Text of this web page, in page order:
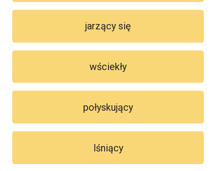
jarzący się
wściekły
połyskujący
lśniący